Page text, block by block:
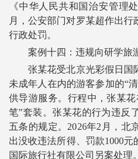
《中华人民共和国治安管理
月，公安部门对罗某超作出行
行政处罚。
案例十四：违规向研学旅
张某花受北京光彩假日国
未成年人在内的游客参加的“
供导游服务。行程中，张某
笔”套装。张某花的行为违反
五条的规定。2026年2月，北
出没收违法所得、罚款1000元
国际旅行社有限公司另案处理。